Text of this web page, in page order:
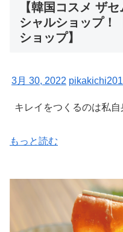
【韓国コスメ ザ
シャルショップ！
ショップ】
3月 30, 2022
キレイをつくるのは私自
もっと読む